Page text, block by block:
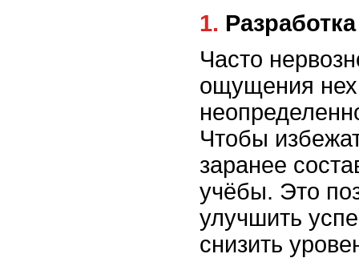
1.
Часто
ощущения
Чтобы
заранее
учёбы. Это
улучшить
снизить